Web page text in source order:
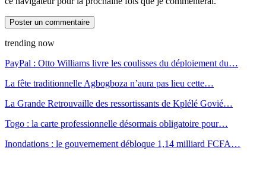
trending now
PayPal : Otto Williams livre les coulisses du déploiement du…
La fête traditionnelle Agbogboza n’aura pas lieu cette…
La Grande Retrouvaille des ressortissants de Kplélé Govié…
Togo : la carte professionnelle désormais obligatoire pour…
Inondations : le gouvernement débloque 1,14 milliard FCFA…